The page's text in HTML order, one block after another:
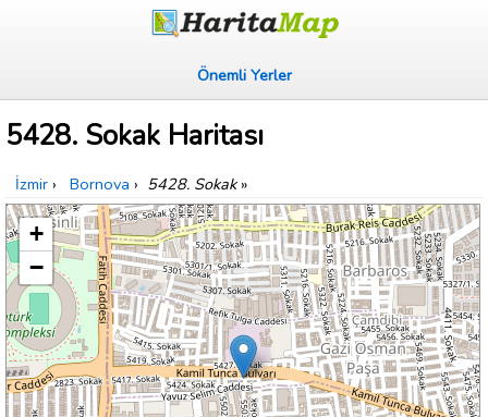
Önemli Yerler
5428. Sokak Haritası
İzmir › Bornova › 5428. Sokak»
+
−